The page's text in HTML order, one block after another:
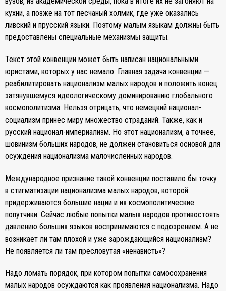
кухни, а позже на тот песчаный холмик, где уже оказались
ливский и прусский языки. Поэтому малым языкам должны быть
предоставлены специальные механизмы защиты.
Текст этой конвенции может быть написан национальными
юристами, которых у нас немало. Главная задача конвенции —
реабилитировать национализм малых народов и положить конец
затянувшемуся идеологическому доминированию глобального
космополитизма. Нельзя отрицать, что немецкий национал-
социализм принес миру множество страданий. Также, как и
русский национал-империализм. Но этот национализм, а точнее,
шовинизм больших народов, не должен становиться основой для
осуждения национализма малочисленных народов.
Международное признание такой конвенции поставило бы точку
в стигматизации национализма малых народов, которой
придерживаются большие нации и их космополитические
попутчики. Сейчас любые попытки малых народов противостоять
давлению больших языков воспринимаются с подозрением. А не
возникает ли там плохой и уже зарождающийся национализм?
Не появляется ли там пресловутая «ненависть»?
Надо ломать порядок, при котором попытки самосохранения
малых народов осуждаются как проявления национализма. Надо